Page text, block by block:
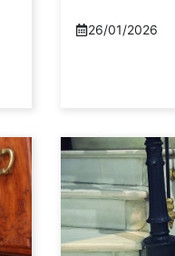
26/01/2026